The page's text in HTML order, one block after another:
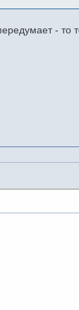
- то